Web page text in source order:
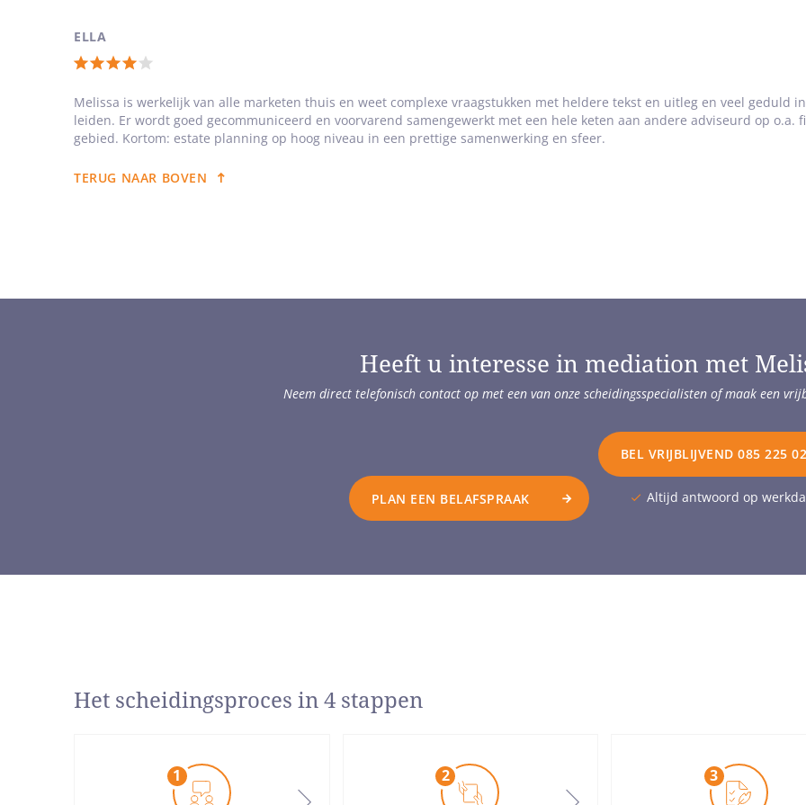
5
sterren
ELLA
Totale
waardering:
4
van
5
Melissa is werkelijk van alle marketen thuis en weet complexe vraagstukken met heldere tekst en uitleg en veel geduld
leiden. Er wordt goed gecommuniceerd en voorvarend samengewerkt met een hele keten aan andere adviseurd op o.a.
gebied. Kortom: estate planning op hoog niveau in een prettige samenwerking en sfeer.
TERUG NAAR BOVEN
Heeft u interesse in mediation met
Neem direct telefonisch contact op met een van onze scheidingsspecialisten of maak een
PLAN EEN BELAFSPRAAK
BEL VRIJBLIJVEND 085 225
Altijd antwoord op
Het scheidingsproces in 4 stappen